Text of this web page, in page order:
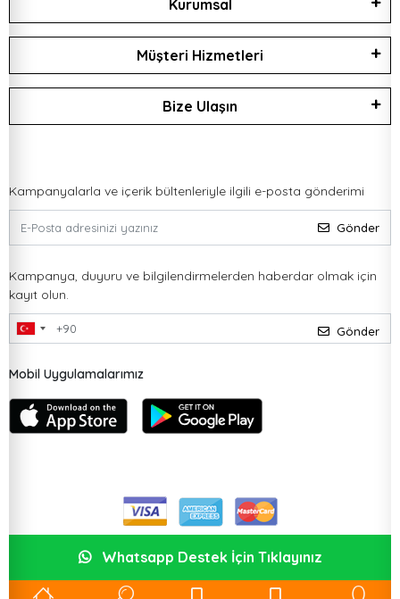
Kurumsal
Müşteri Hizmetleri
Bize Ulaşın
Kampanyalarla ve içerik bültenleriyle ilgili e-posta gönderimi
Gönder
Kampanya, duyuru ve bilgilendirmelerden haberdar olmak için
kayıt olun.
Gönder
Mobil Uygulamalarımız
Whatsapp Destek İçin Tıklayınız